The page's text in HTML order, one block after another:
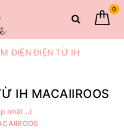
0
ĐIỆN ĐIỆN TỪ IH
IH MACAIIROOS
nhật...)